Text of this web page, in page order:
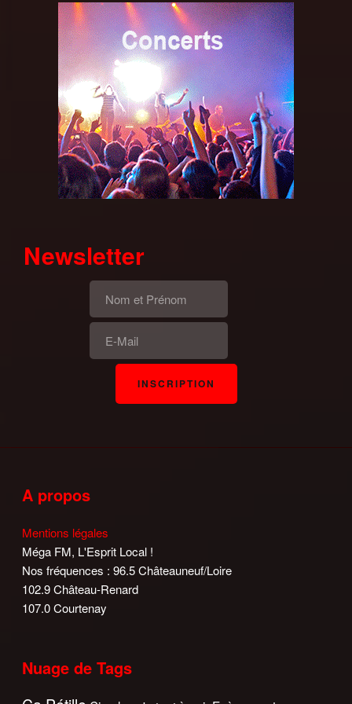
Newsletter
A propos
Mentions légales
Méga FM, L'Esprit Local !
Nos fréquences : 96.5 Châteauneuf/Loire
102.9 Château-Renard
107.0 Courtenay
Nuage de Tags